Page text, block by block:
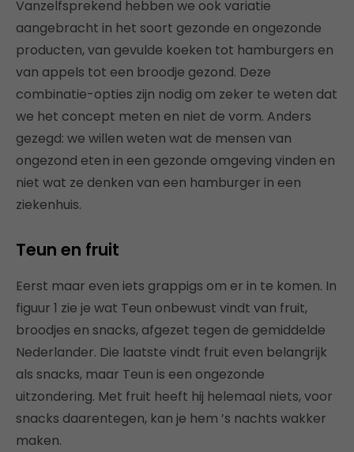
Vanzelfsprekend hebben we ook variatie
aangebracht in het soort gezonde en ongezonde
producten, van gevulde koeken tot hamburgers en
van appels tot een broodje gezond. Deze
combinatie-opties zijn nodig om zeker te weten dat
we het concept meten en niet de vorm. Anders
gezegd: we willen weten wat de mensen van
ongezond eten in een gezonde omgeving vinden en
niet wat ze denken van een hamburger in een
ziekenhuis.
Teun en fruit
Eerst maar even iets grappigs om er in te komen. In
figuur 1 zie je wat Teun onbewust vindt van fruit,
broodjes en snacks, afgezet tegen de gemiddelde
Nederlander. Die laatste vindt fruit even belangrijk
als snacks, maar Teun is een ongezonde
uitzondering. Met fruit heeft hij helemaal niets, voor
snacks daarentegen, kan je hem ’s nachts wakker
maken.